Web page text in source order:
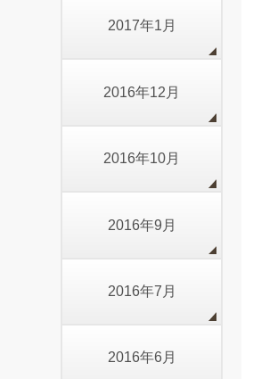
2017年1月
2016年12月
2016年10月
2016年9月
2016年7月
2016年6月